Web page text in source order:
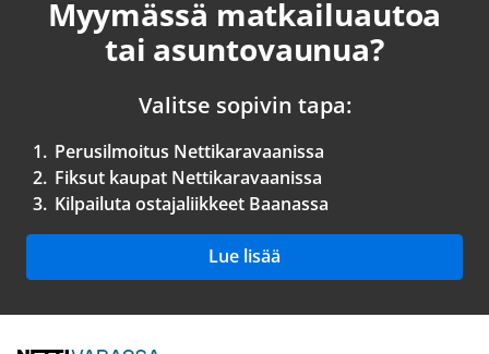
Myymässä matkailuautoa
tai asuntovaunua?
Valitse sopivin tapa:
1. Perusilmoitus Nettikaravaanissa
2. Fiksut kaupat Nettikaravaanissa
3. Kilpailuta ostajaliikkeet Baanassa
Lue lisää